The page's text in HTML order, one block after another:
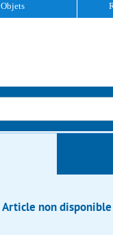
Objets
Article non disponible